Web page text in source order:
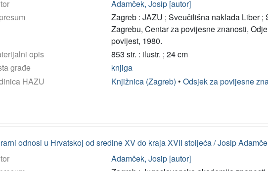
Adamček, Josip [autor]
Zagreb : JAZU ; Sveučilišna naklada Liber ;
Zagrebu, Centar za povijesne znanosti,
povijest, 1980.
opis
853 str. : ilustr. ; 24 cm
građe
knjiga
HAZU
Knjižnica (Zagreb) • Odsjek za povijesne
odnosi u Hrvatskoj od sredine XV do kraja XVII stoljeća / Josip
Adamček, Josip [autor]